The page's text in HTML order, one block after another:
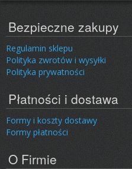
Bezpieczne zakupy
Regulamin sklepu
Polityka zwrotów i wysyłki
Polityka prywatności
Płatności i dostawa
Formy i koszty dostawy
Formy płatności
O Firmie